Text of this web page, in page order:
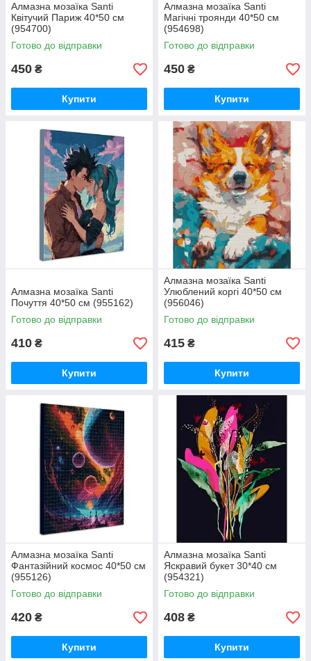
Алмазна мозаїка Santi
Квітучий Париж 40*50 см
(954700)
Готово до відправки
450 ₴
Купити
Алмазна мозаїка Santi
Магічні троянди 40*50 см
(954698)
Готово до відправки
450 ₴
Купити
Алмазна мозаїка Santi
Почуття 40*50 см (955162)
Готово до відправки
410 ₴
Купити
Алмазна мозаїка Santi
Улюблений коргі 40*50 см
(956046)
Готово до відправки
415 ₴
Купити
Алмазна мозаїка Santi
Фантазійний космос 40*50 см
(955126)
Готово до відправки
420 ₴
Купити
Алмазна мозаїка Santi
Яскравий букет 30*40 см
(954321)
Готово до відправки
408 ₴
Купити